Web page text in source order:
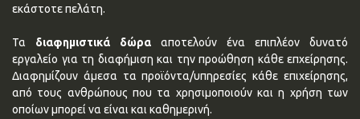
εκάστοτε πελάτη.
Τα διαφημιστικά δώρα αποτελούν ένα επιπλέον δυνατό
εργαλείο για τη διαφήμιση και την προώθηση κάθε επχείρησης.
Διαφημίζουν άμεσα τα προϊόντα/υπηρεσίες κάθε επιχείρησης,
από τους ανθρώπους που τα χρησιμοποιούν και η χρήση των
οποίων μπορεί να είναι και καθημερινή.